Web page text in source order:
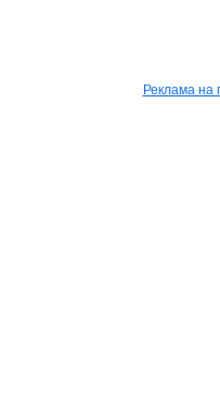
Реклама на